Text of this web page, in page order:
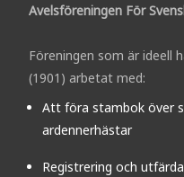
Avelsföreningen För
Föreningen som är ideell
(1901) arbetat med:
Att föra stambok över
ardennerhästar
Registrering och